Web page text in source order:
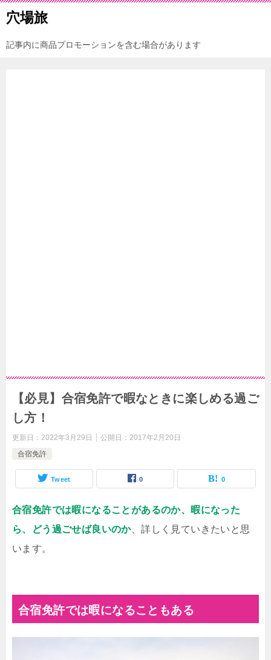
穴場旅
記事内に商品プロモーションを含む場合があります
【必見】合宿免許で暇なときに楽しめる過ご
し方！
更新日： 2022年3月29日 公開日： 2017年2月20日
合宿免許
Tweet 0 0
合宿免許では暇になることがあるのか、暇になった
ら、どう過ごせば良いのか、詳しく見ていきたいと思
います。
合宿免許では暇になることもある